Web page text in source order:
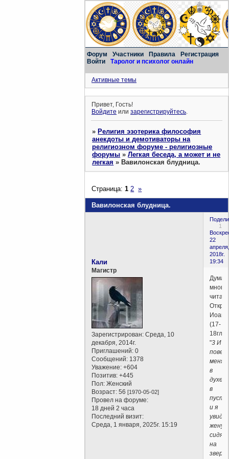
Форум Участники Правила
Регистрация
Войти
Таролог и психолог онлайн
Активные темы
Привет, Гость!
Войдите илизарегистрируйтесь.
»Религия эзотерика философия
анекдоты и демотиваторы на
религиозном форуме - религиозные
форумы »Легкая беседа, а может и не
легкая »Вавилонская блудница.
Вавилонская блудница.
Страница:1 2 »
1
22
апреля,
2018г.
19:34
Кали
Магистр
Зарегистрирован: Среда, 10
декабря, 2014г.
Приглашений: 0
Сообщений: 1378
Уважение: +604
Позитив: +445
Пол: Женский
Возраст: 56[1970-05-02]
Провел на форуме:
18 дней 2 часа
Последний визит:
Среда, 1 января, 2025г. 15:19
Думаю
(17-
18гл):
"3 И
повел
меня
в
духе
в
и я
жену,
на
звере